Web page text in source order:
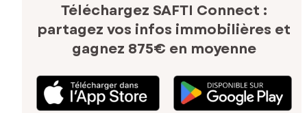
Téléchargez SAFTI Connect :
partagez vos infos immobilières et
gagnez 875€ en moyenne